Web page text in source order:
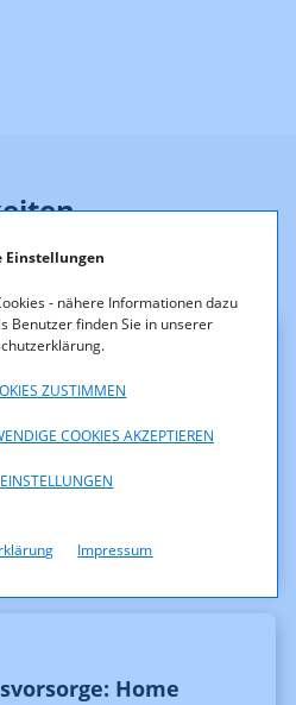
Einstellungen
- nähere Informationen dazu
Benutzer finden Sie in unserer
ZUSTIMMEN
COOKIES AKZEPTIEREN
Impressum
der RTR-
Home